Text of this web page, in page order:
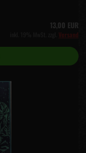
13,00 EUR
Versand